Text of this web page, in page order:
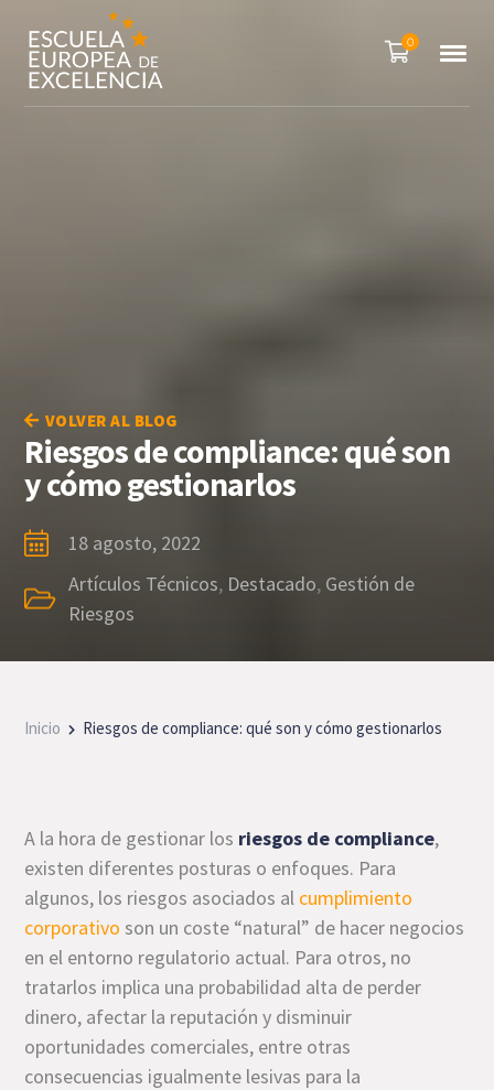
0
VOLVER AL BLOG
Riesgos de compliance: qué son
y cómo gestionarlos
18 agosto, 2022
Artículos Técnicos, Destacado, Gestión de
Riesgos
Inicio Riesgos de compliance: qué son y cómo gestionarlos
A la hora de gestionar los riesgos de compliance,
existen diferentes posturas o enfoques. Para
algunos, los riesgos asociados al cumplimiento
corporativo son un coste “natural” de hacer negocios
en el entorno regulatorio actual. Para otros, no
tratarlos implica una probabilidad alta de perder
dinero, afectar la reputación y disminuir
oportunidades comerciales, entre otras
consecuencias igualmente lesivas para la